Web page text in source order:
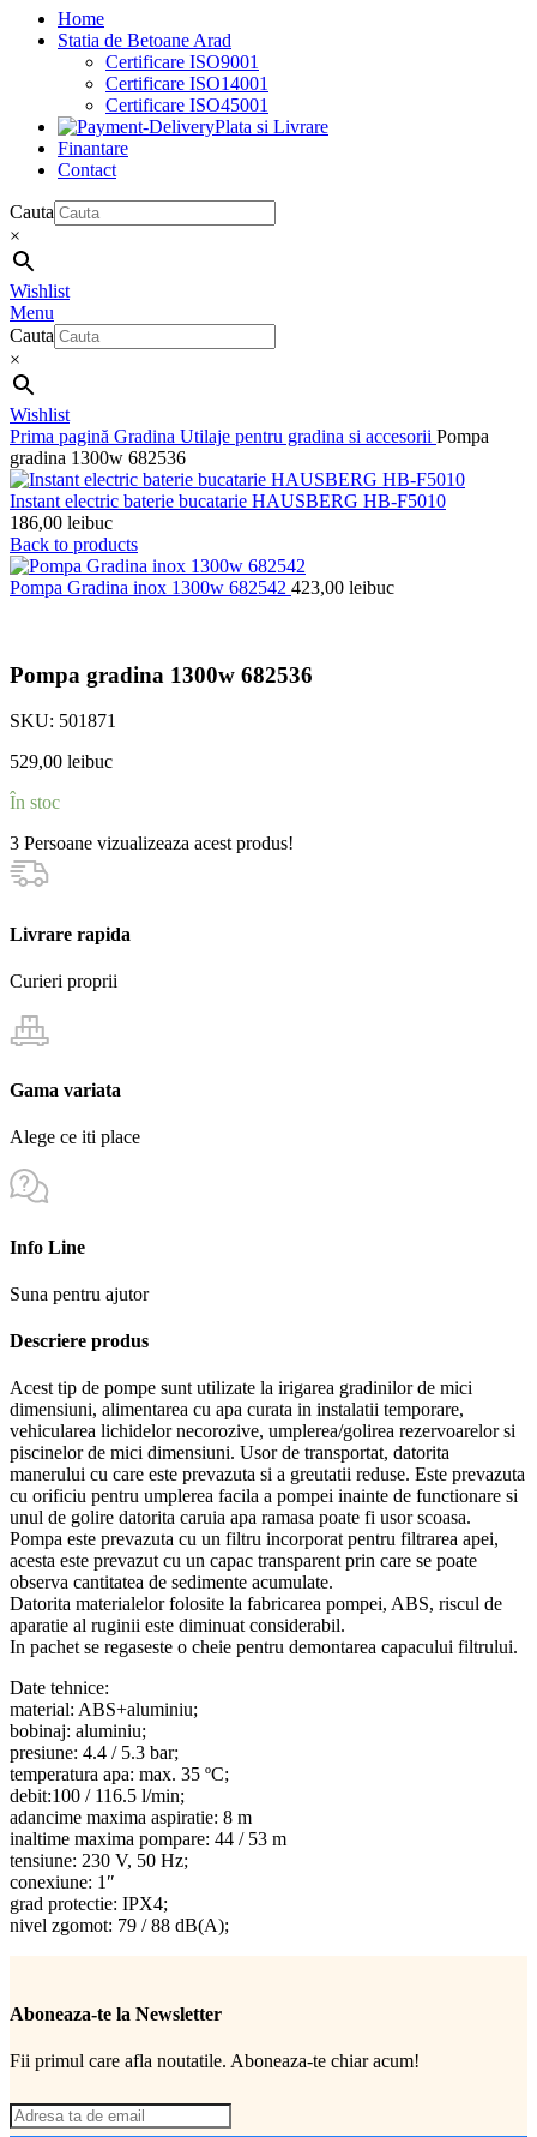
Home
Statia de Betoane Arad
Certificare ISO9001
Certificare ISO14001
Certificare ISO45001
Plata si Livrare
Finantare
Contact
Cauta
×
Wishlist
Menu
Cauta
×
Wishlist
Prima pagină Gradina Utilaje pentru gradina si accesorii Pompa
gradina 1300w 682536
Instant electric baterie bucatarie HAUSBERG HB-F5010
186,00 leibuc
Back to products
Pompa Gradina inox 1300w 682542 423,00 leibuc
Pompa gradina 1300w 682536
SKU: 501871
529,00 leibuc
În stoc
3 Persoane vizualizeaza acest produs!
Livrare rapida
Curieri proprii
Gama variata
Alege ce iti place
Info Line
Suna pentru ajutor
Descriere produs
Acest tip de pompe sunt utilizate la irigarea gradinilor de mici
dimensiuni, alimentarea cu apa curata in instalatii temporare,
vehicularea lichidelor necorozive, umplerea/golirea rezervoarelor si
piscinelor de mici dimensiuni. Usor de transportat, datorita
manerului cu care este prevazuta si a greutatii reduse. Este prevazuta
cu orificiu pentru umplerea facila a pompei inainte de functionare si
unul de golire datorita caruia apa ramasa poate fi usor scoasa.
Pompa este prevazuta cu un filtru incorporat pentru filtrarea apei,
acesta este prevazut cu un capac transparent prin care se poate
observa cantitatea de sedimente acumulate.
Datorita materialelor folosite la fabricarea pompei, ABS, riscul de
aparatie al ruginii este diminuat considerabil.
In pachet se regaseste o cheie pentru demontarea capacului filtrului.
Date tehnice:
material: ABS+aluminiu;
bobinaj: aluminiu;
presiune: 4.4 / 5.3 bar;
temperatura apa: max. 35 ºC;
debit:100 / 116.5 l/min;
adancime maxima aspiratie: 8 m
inaltime maxima pompare: 44 / 53 m
tensiune: 230 V, 50 Hz;
conexiune: 1″
grad protectie: IPX4;
nivel zgomot: 79 / 88 dB(A);
Aboneaza-te la Newsletter
Fii primul care afla noutatile. Aboneaza-te chiar acum!